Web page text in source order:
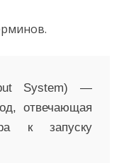
System) —
отвечающая
к запуску